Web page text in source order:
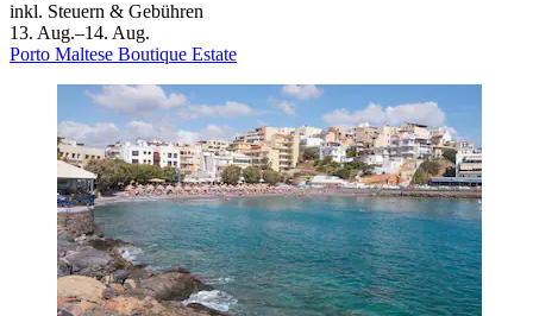
inkl. Steuern & Gebühren
13. Aug.–14. Aug.
Porto Maltese Boutique Estate